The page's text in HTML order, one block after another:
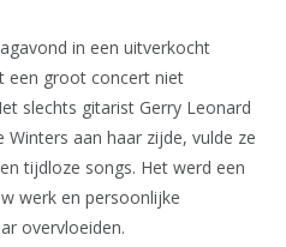
in een uitverkocht
een groot concert niet
slechts gitarist Gerry Leonard
aan haar zijde, vulde ze
tijdloze songs. Het werd een
werk en persoonlijke
overvloeiden.